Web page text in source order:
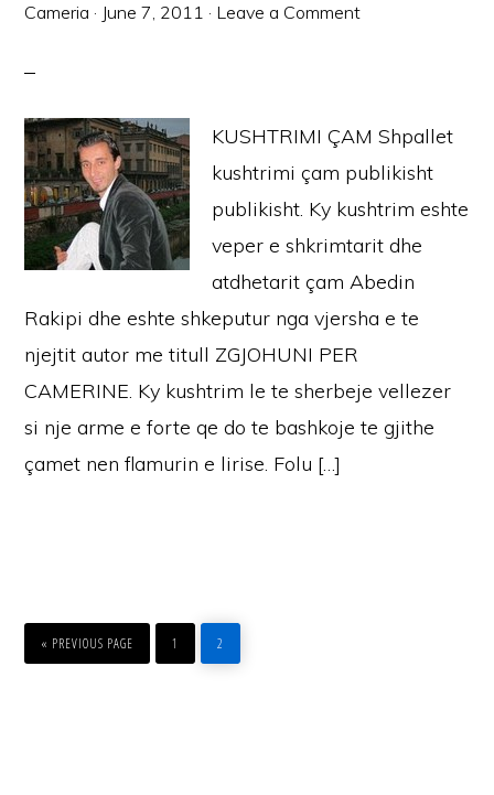
Cameria · June 7, 2011 · Leave a Comment
KUSHTRIMI ÇAM Shpallet
kushtrimi çam publikisht
publikisht. Ky kushtrim eshte
veper e shkrimtarit dhe
atdhetarit çam Abedin
Rakipi dhe eshte shkeputur nga vjersha e te
njejtit autor me titull ZGJOHUNI PER
CAMERINE. Ky kushtrim le te sherbeje vellezer
si nje arme e forte qe do te bashkoje te gjithe
çamet nen flamurin e lirise. Folu […]
«
GO
TO
PREVIOUS PAGE
PAGE
1
PAGE
2